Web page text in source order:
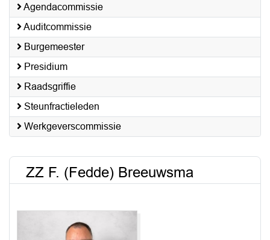
Agendacommissie
Auditcommissie
Burgemeester
Presidium
Raadsgriffie
Steunfractieleden
Werkgeverscommissie
ZZ F. (Fedde) Breeuwsma